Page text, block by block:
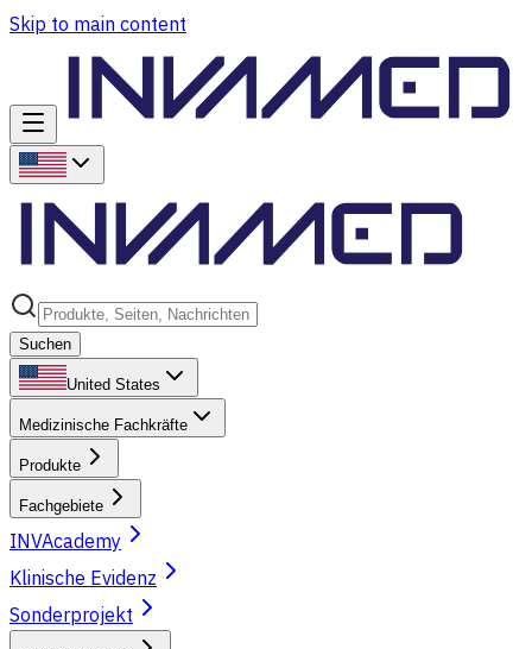
Skip to main content
Suchen
United States
Medizinische Fachkräfte
Produkte
Fachgebiete
INVAcademy
Klinische Evidenz
Sonderprojekt